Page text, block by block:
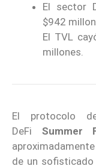
El sector
$942
El TVL
millones.
El protocolo
DeFi Summer
aproximadamente
de un sofisticado